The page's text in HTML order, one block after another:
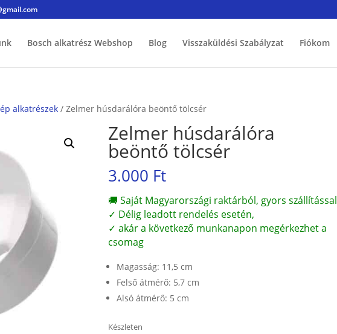
Bosch alkatrész Webshop Blog Visszaküldési Szabályzat Fiókom
alkatrészek / Zelmer húsdarálóra beöntő tölcsér
Zelmer húsdarálóra
beöntő tölcsér
3.000 Ft
🚚 Saját Magyarországi raktárból, gyors szállítással
✓ Délig leadott rendelés esetén,
✓ akár a következő munkanapon megérkezhet a
csomag
Magasság: 11,5 cm
Felső átmérő: 5,7 cm
Alsó átmérő: 5 cm
Készleten